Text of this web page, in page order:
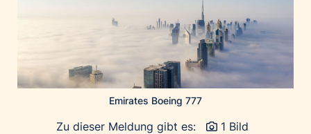
Huawei Consumer Business Group
JYSK
Kroatische Zentrale für Tourismus
List Holding Gruppe
Emirates Boeing 777
Zu dieser Meldung gibt es: 1 Bild